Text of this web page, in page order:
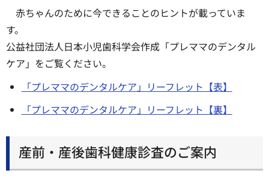
赤ちゃんのために今できることのヒントが載っていま
す。
公益社団法人日本小児歯科学会作成「プレママのデンタル
ケア」をご覧ください。
「プレママのデンタルケア」リーフレット【表】
「プレママのデンタルケア」リーフレット【裏】
産前・産後歯科健康診査のご案内